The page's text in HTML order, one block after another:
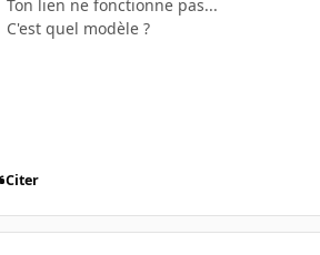
Ton lien ne fonctionne pas...
C'est quel modèle ?
Citer